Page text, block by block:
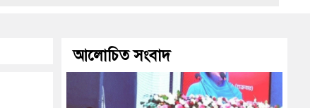
আলোচিত সংবাদ